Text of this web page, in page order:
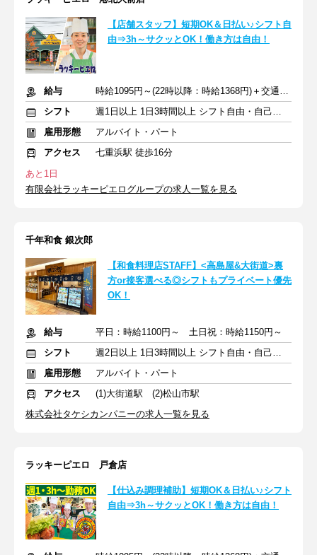
【店舗スタッフ】短期OK＆日払い♪シフト自
由⇒3h～サクッとOK！働き方は自由！
給与
時給1095円～(22時以降：時給1368円)＋交通費規定支給
シフト
週1日以上 1日3時間以上 シフト自由・自己申告
雇用形態
アルバイト・パート
アクセス
七重浜駅 徒歩16分
あと1日
有限会社ラッキーピエログループの求人一覧を見る
千年和食 銀次郎
【和食料理店STAFF】<高島屋&大街道>裏
方or接客選べる◎シフトもプライベート優先
OK！
給与
平日：時給1100円～ 土日祝：時給1150円～
シフト
週2日以上 1日3時間以上 シフト自由・自己申告
雇用形態
アルバイト・パート
アクセス
(1)大街道駅 (2)松山市駅
株式会社タケシカンパニーの求人一覧を見る
ラッキーピエロ 戸倉店
【仕込み調理補助】短期OK＆日払い♪シフト
自由⇒3h～サクッとOK！働き方は自由！